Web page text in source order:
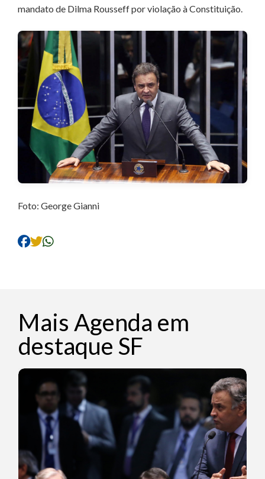
mandato de Dilma Rousseff por violação à Constituição.
Foto: George Gianni
Mais Agenda em
destaque SF